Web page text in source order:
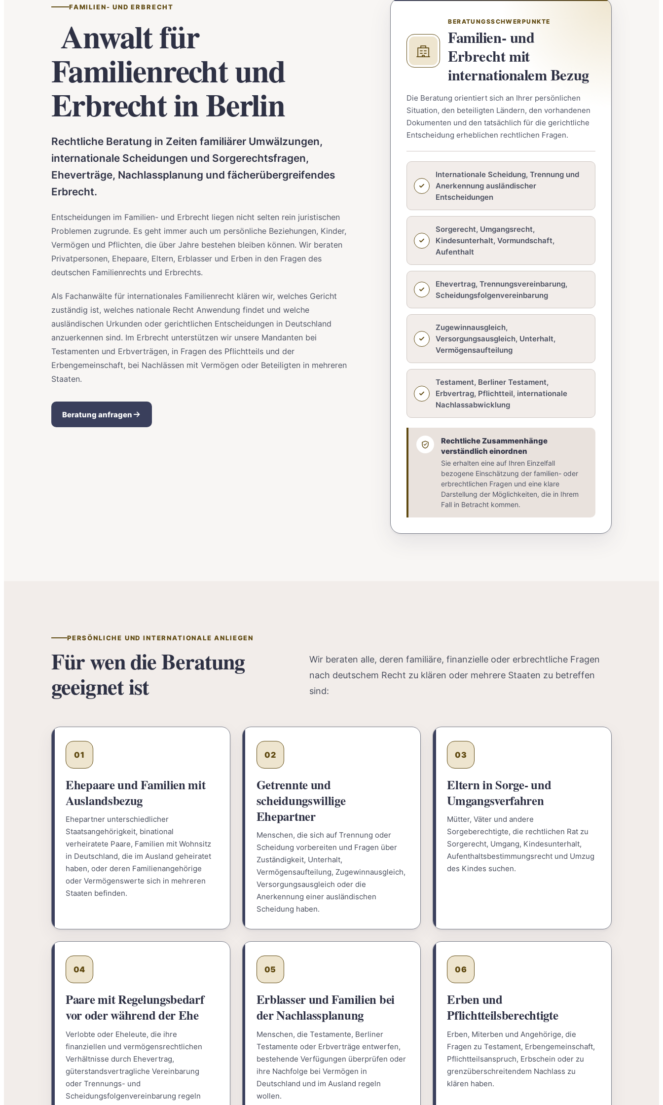
FAMILIEN- UND ERBRECHT
Anwalt für
Familienrecht und
Erbrecht in Berlin
Rechtliche Beratung in Zeiten familiärer Umwälzungen,
internationale Scheidungen und Sorgerechtsfragen,
Eheverträge, Nachlassplanung und fächerübergreifendes
Erbrecht.
Entscheidungen im Familien- und Erbrecht liegen nicht selten rein juristischen
Problemen zugrunde. Es geht immer auch um persönliche Beziehungen, Kinder,
Vermögen und Pflichten, die über Jahre bestehen bleiben können. Wir beraten
Privatpersonen, Ehepaare, Eltern, Erblasser und Erben in den Fragen des
deutschen Familienrechts und Erbrechts.
Als Fachanwälte für internationales Familienrecht klären wir, welches Gericht
zuständig ist, welches nationale Recht Anwendung findet und welche
ausländischen Urkunden oder gerichtlichen Entscheidungen in Deutschland
anzuerkennen sind. Im Erbrecht unterstützen wir unsere Mandanten bei
Testamenten und Erbverträgen, in Fragen des Pflichtteils und der
Erbengemeinschaft, bei Nachlässen mit Vermögen oder Beteiligten in mehreren
Staaten.
Beratung anfragen
BERATUNGSSCHWERPUNKTE
Familien- und
Erbrecht mit
internationalem Bezug
Die Beratung orientiert sich an Ihrer persönlichen
Situation, den beteiligten Ländern, den vorhandenen
Dokumenten und den tatsächlich für die gerichtliche
Entscheidung erheblichen rechtlichen Fragen.
Internationale Scheidung, Trennung und
Anerkennung ausländischer
Entscheidungen
Sorgerecht, Umgangsrecht,
Kindesunterhalt, Vormundschaft,
Aufenthalt
Ehevertrag, Trennungsvereinbarung,
Scheidungsfolgenvereinbarung
Zugewinnausgleich,
Versorgungsausgleich, Unterhalt,
Vermögensaufteilung
Testament, Berliner Testament,
Erbvertrag, Pflichtteil, internationale
Nachlassabwicklung
Rechtliche Zusammenhänge
verständlich einordnen
Sie erhalten eine auf Ihren Einzelfall
bezogene Einschätzung der familien- oder
erbrechtlichen Fragen und eine klare
Darstellung der Möglichkeiten, die in Ihrem
Fall in Betracht kommen.
PERSÖNLICHE UND INTERNATIONALE ANLIEGEN
Für wen die Beratung
geeignet ist
Wir beraten alle, deren familiäre, finanzielle oder erbrechtliche Fragen
nach deutschem Recht zu klären oder mehrere Staaten zu betreffen
sind:
01
Ehepaare und Familien mit
Auslandsbezug
Ehepartner unterschiedlicher
Staatsangehörigkeit, binational
verheiratete Paare, Familien mit Wohnsitz
in Deutschland, die im Ausland geheiratet
haben, oder deren Familienangehörige
oder Vermögenswerte sich in mehreren
Staaten befinden.
02
Getrennte und
scheidungswillige
Ehepartner
Menschen, die sich auf Trennung oder
Scheidung vorbereiten und Fragen über
Zuständigkeit, Unterhalt,
Vermögensaufteilung, Zugewinnausgleich,
Versorgungsausgleich oder die
Anerkennung einer ausländischen
Scheidung haben.
03
Eltern in Sorge- und
Umgangsverfahren
Mütter, Väter und andere
Sorgeberechtigte, die rechtlichen Rat zu
Sorgerecht, Umgang, Kindesunterhalt,
Aufenthaltsbestimmungsrecht und Umzug
des Kindes suchen.
04
Paare mit Regelungsbedarf
vor oder während der Ehe
Verlobte oder Eheleute, die ihre
finanziellen und vermögensrechtlichen
Verhältnisse durch Ehevertrag,
güterstandsvertragliche Vereinbarung
oder Trennungs- und
Scheidungsfolgenvereinbarung regeln
05
Erblasser und Familien bei
der Nachlassplanung
Menschen, die Testamente, Berliner
Testamente oder Erbverträge entwerfen,
bestehende Verfügungen überprüfen oder
ihre Nachfolge bei Vermögen in
Deutschland und im Ausland regeln
wollen.
06
Erben und
Pflichtteilsberechtigte
Erben, Miterben und Angehörige, die
Fragen zu Testament, Erbengemeinschaft,
Pflichtteilsanspruch, Erbschein oder zu
grenzüberschreitendem Nachlass zu
klären haben.